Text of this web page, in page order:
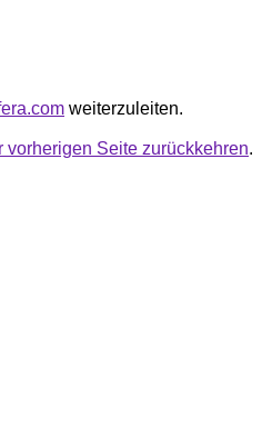
weiterzuleiten.
vorherigen Seite zurückkehren.